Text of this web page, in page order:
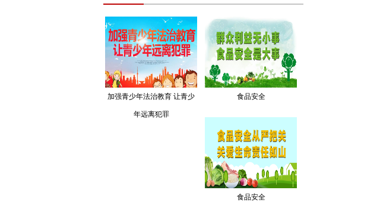
加强青少年法治教育 让青少
年远离犯罪
食品安全
食品安全